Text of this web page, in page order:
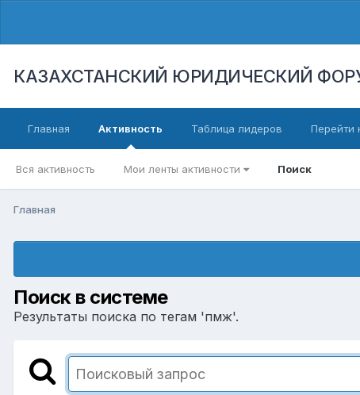
КАЗАХСТАНСКИЙ ЮРИДИЧЕСКИЙ
Главная Активность
Вся активность Мои ленты активности Поиск
Таблица лидеров Перейти
Главная
Поиск в системе
Результаты поиска по тегам 'пмж'.